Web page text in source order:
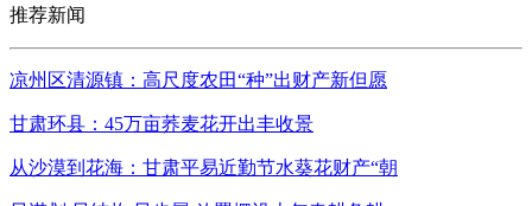
推荐新闻
凉州区清源镇：高尺度农田“种”出财产新但愿
甘肃环县：45万亩荞麦花开出丰收景
从沙漠到花海：甘肃平易近勤节水葵花财产“朝